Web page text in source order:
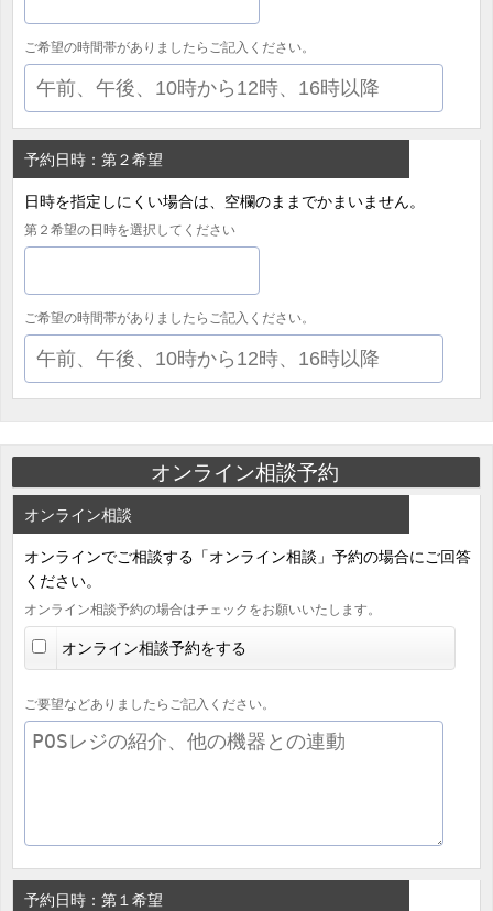
ご希望の時間帯がありましたらご記入ください。
予約日時：第２希望
日時を指定しにくい場合は、空欄のままでかまいません。
第２希望の日時を選択してください
ご希望の時間帯がありましたらご記入ください。
オンライン相談予約
オンライン相談
オンラインでご相談する「オンライン相談」予約の場合にご回答
ください。
オンライン相談予約の場合はチェックをお願いいたします。
オンライン相談予約をする
ご要望などありましたらご記入ください。
予約日時：第１希望